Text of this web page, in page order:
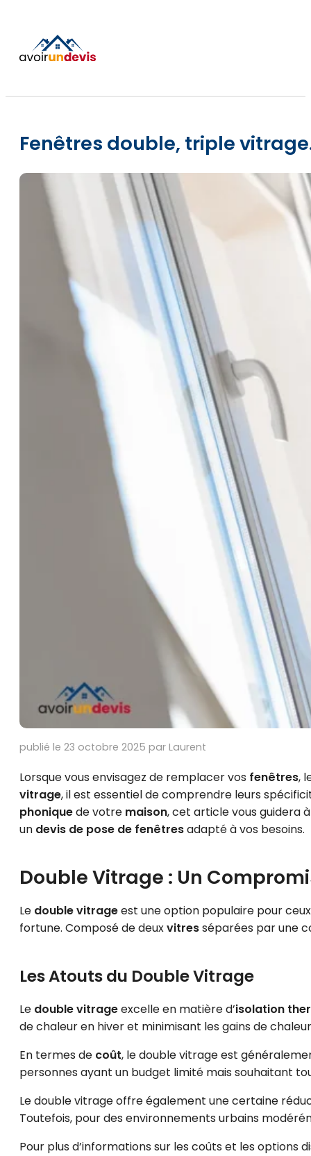
Fenêtres double, triple
publié le 23 octobre 2025 par Laurent
Lorsque vous envisagez de remplacer vos fenêtres,
vitrage, il est essentiel de comprendre leurs
phoniquede votre maison, cet article vous guidera
un devis de pose de fenêtresadapté à vos besoins.
Double Vitrage : Un
Le double vitrageest une option populaire pour
fortune. Composé de deuxvitresséparées par une
Les Atouts du Double Vitrage
Le double vitrageexcelle en matière d’isolation
de chaleur en hiver et minimisant les gains de
En termes de coût, le double vitrage est
personnes ayant un budget limité mais souhaitant
Le double vitrage offre également une certaine
Toutefois, pour des environnements urbains
Pour plus d’informations sur les coûts et les options